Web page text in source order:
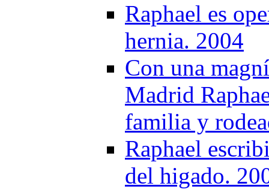
Raphael es
hernia. 2004
Con una
Madrid
familia y
Raphael
del higado.